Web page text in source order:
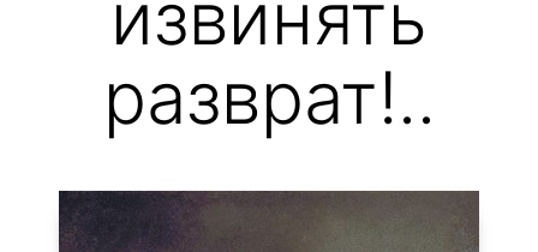
извинять
разврат!..